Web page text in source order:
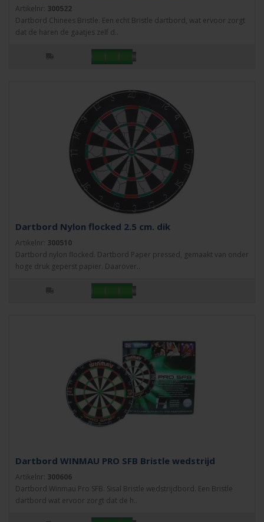
Artikelnr: 300522
Dartbord Chinees Bristle. Een echt Bristle dartbord, wat ervoor zorgt
dat de haren de gaatjes zelf d..
Dartbord Nylon flocked 2.5 cm. dik
Artikelnr: 300510
Dartbord nylon flocked. Dartbord Paper pressed, gemaakt van onder
hoge druk geperst papier. Daarover..
Dartbord WINMAU PRO SFB Bristle wedstrijd
Artikelnr: 300606
Dartbord Winmau Pro SFB. Sisal Bristle wedstrijdbord. Een Bristle
dartbord wat ervoor zorgt dat de h..